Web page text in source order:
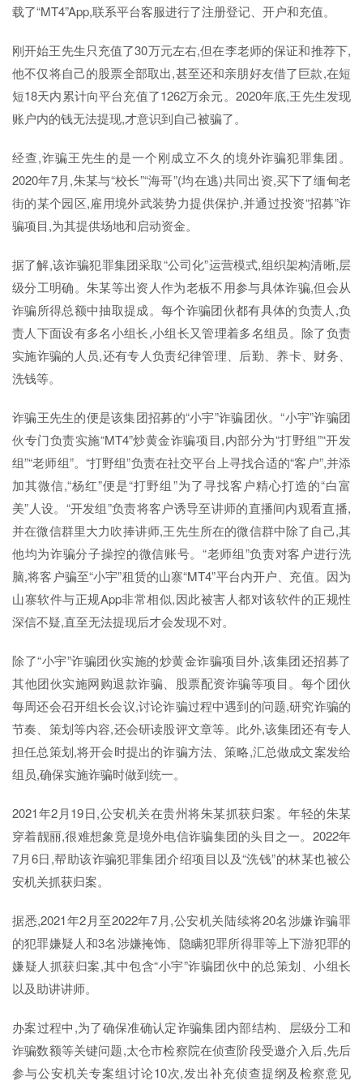
载了“MT4”App,联系平台客服进行了注册登记、开户和充值。
刚开始王先生只充值了30万元左右,但在李老师的保证和推荐下,
他不仅将自己的股票全部取出,甚至还和亲朋好友借了巨款,在短
短18天内累计向平台充值了1262万余元。2020年底,王先生发现
账户内的钱无法提现,才意识到自己被骗了。
经查,诈骗王先生的是一个刚成立不久的境外诈骗犯罪集团。
2020年7月,朱某与“校长”“海哥”(均在逃)共同出资,买下了缅甸老
街的某个园区,雇用境外武装势力提供保护,并通过投资“招募”诈
骗项目,为其提供场地和启动资金。
据了解,该诈骗犯罪集团采取“公司化”运营模式,组织架构清晰,层
级分工明确。朱某等出资人作为老板不用参与具体诈骗,但会从
诈骗所得总额中抽取提成。每个诈骗团伙都有具体的负责人,负
责人下面设有多名小组长,小组长又管理着多名组员。除了负责
实施诈骗的人员,还有专人负责纪律管理、后勤、养卡、财务、
洗钱等。
诈骗王先生的便是该集团招募的“小宇”诈骗团伙。“小宇”诈骗团
伙专门负责实施“MT4”炒黄金诈骗项目,内部分为“打野组”“开发
组”“老师组”。“打野组”负责在社交平台上寻找合适的“客户”,并添
加其微信,“杨红”便是“打野组”为了寻找客户精心打造的“白富
美”人设。“开发组”负责将客户诱导至讲师的直播间内观看直播,
并在微信群里大力吹捧讲师,王先生所在的微信群中除了自己,其
他均为诈骗分子操控的微信账号。“老师组”负责对客户进行洗
脑,将客户骗至“小宇”租赁的山寨“MT4”平台内开户、充值。因为
山寨软件与正规App非常相似,因此被害人都对该软件的正规性
深信不疑,直至无法提现后才会发现不对。
除了“小宇”诈骗团伙实施的炒黄金诈骗项目外,该集团还招募了
其他团伙实施网购退款诈骗、股票配资诈骗等项目。每个团伙
每周还会召开组长会议,讨论诈骗过程中遇到的问题,研究诈骗的
节奏、策划等内容,还会研读股评文章等。此外,该集团还有专人
担任总策划,将开会时提出的诈骗方法、策略,汇总做成文案发给
组员,确保实施诈骗时做到统一。
2021年2月19日,公安机关在贵州将朱某抓获归案。年轻的朱某
穿着靓丽,很难想象竟是境外电信诈骗集团的头目之一。2022年
7月6日,帮助该诈骗犯罪集团介绍项目以及“洗钱”的林某也被公
安机关抓获归案。
据悉,2021年2月至2022年7月,公安机关陆续将20名涉嫌诈骗罪
的犯罪嫌疑人和3名涉嫌掩饰、隐瞒犯罪所得罪等上下游犯罪的
嫌疑人抓获归案,其中包含“小宇”诈骗团伙中的总策划、小组长
以及助讲讲师。
办案过程中,为了确保准确认定诈骗集团内部结构、层级分工和
诈骗数额等关键问题,太仓市检察院在侦查阶段受邀介入后,先后
参与公安机关专案组讨论10次,发出补充侦查提纲及检察意见